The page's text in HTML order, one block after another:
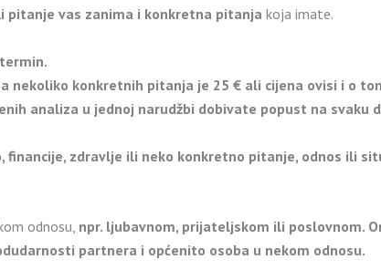
pitanje vas zanima i konkretna pitanja koja imate.
nekoliko konkretnih pitanja je 25 € ali cijena ovisi i o
analiza u jednoj narudžbi dobivate popust na svaku
financije, zdravlje ili neko konkretno pitanje, odnos ili
odnosu, npr. ljubavnom, prijateljskom ili poslovnom.
partnera i općenito osoba u nekom odnosu.